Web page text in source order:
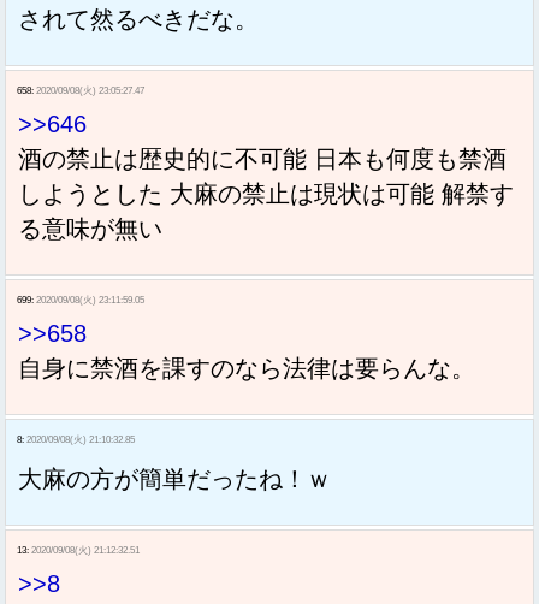
されて然るべきだな。
658: 2020/09/08(火) 23:05:27.47
>>646
酒の禁止は歴史的に不可能 日本も何度も禁酒
しようとした 大麻の禁止は現状は可能 解禁す
る意味が無い
699: 2020/09/08(火) 23:11:59.05
>>658
自身に禁酒を課すのなら法律は要らんな。
8: 2020/09/08(火) 21:10:32.85
大麻の方が簡単だったね！ｗ
13: 2020/09/08(火) 21:12:32.51
>>8